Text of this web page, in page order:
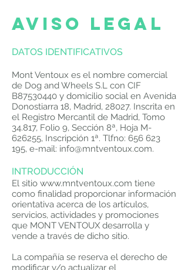
aviso legal
DATOS IDENTIFICATIVOS
Mont Ventoux es el nombre comercial
de Dog and Wheels S.L con CIF
B87530440 y domicilio social en Avenida
Donostiarra 18, Madrid, 28027. Inscrita en
el Registro Mercantil de Madrid, Tomo
34.817, Folio 9, Sección 8ª, Hoja M-
626255, Inscripción 1ª. Tlfno: 656 623
195, e-mail: info@mntventoux.com.
INTRODUCCIÓN
El sitio www.mntventoux.com tiene
como finalidad proporcionar información
orientativa acerca de los artículos,
servicios, actividades y promociones
que MONT VENTOUX desarrolla y
vende a través de dicho sitio.
La compañía se reserva el derecho de
modificar y/o actualizar el